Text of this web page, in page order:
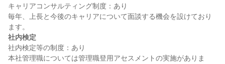
キャリアコンサルティング制度：あり
毎年、上長と今後のキャリアについて面談する機会を設けており
社内検定
社内検定等の制度：あり
本社管理職については管理職登用アセスメントの実施がありま